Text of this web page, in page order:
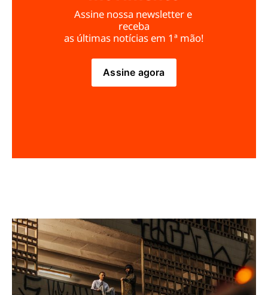
Assine nossa newsletter e
receba
as últimas notícias em 1ª mão!
Assine agora